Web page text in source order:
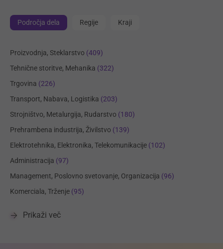
Področja dela Regije Kraji
Proizvodnja, Steklarstvo (409)
Tehnične storitve, Mehanika (322)
Trgovina (226)
Transport, Nabava, Logistika (203)
Strojništvo, Metalurgija, Rudarstvo (180)
Prehrambena industrija, Živilstvo (139)
Elektrotehnika, Elektronika, Telekomunikacije (102)
Administracija (97)
Management, Poslovno svetovanje, Organizacija (96)
Komerciala, Trženje (95)
Prikaži več